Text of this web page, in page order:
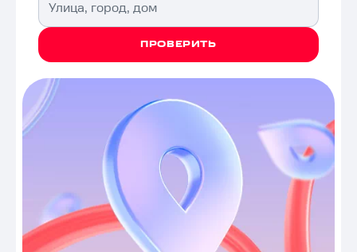
Улица, город, дом
ПРОВЕРИТЬ